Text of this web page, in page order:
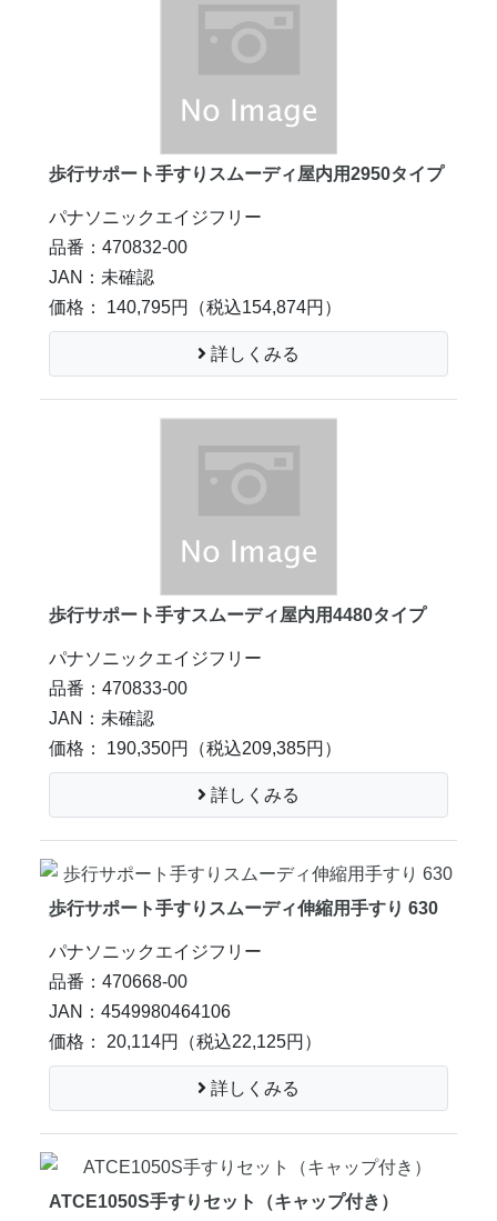
歩行サポート手すりスムーディ屋内用2950タイプ
パナソニックエイジフリー
品番：470832-00
JAN：未確認
価格： 140,795円
（税込154,874円）
詳しくみる
歩行サポート手すスムーディ屋内用4480タイプ
パナソニックエイジフリー
品番：470833-00
JAN：未確認
価格： 190,350円
（税込209,385円）
詳しくみる
歩行サポート手すりスムーディ伸縮用手すり 630
パナソニックエイジフリー
品番：470668-00
JAN：4549980464106
価格： 20,114円
（税込22,125円）
詳しくみる
ATCE1050S手すりセット（キャップ付き）